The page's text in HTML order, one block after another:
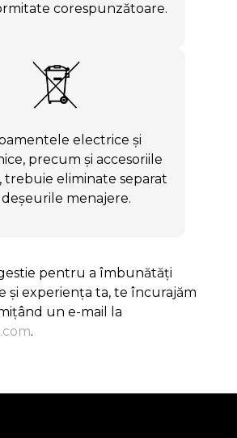
corespunzătoare.
electrice și
precum și accesoriile
trebuie eliminate separat
menajere.
pentru a îmbunătăți
și experiența ta, te încurajăm
un e-mail la
.